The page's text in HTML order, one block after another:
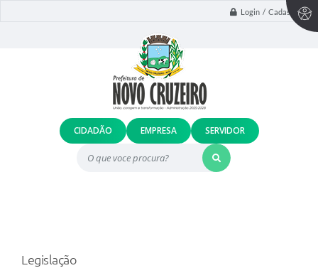
Login / Cadastro
O que voce procura?
CIDADÃO EMPRESA SERVIDOR
Legislação